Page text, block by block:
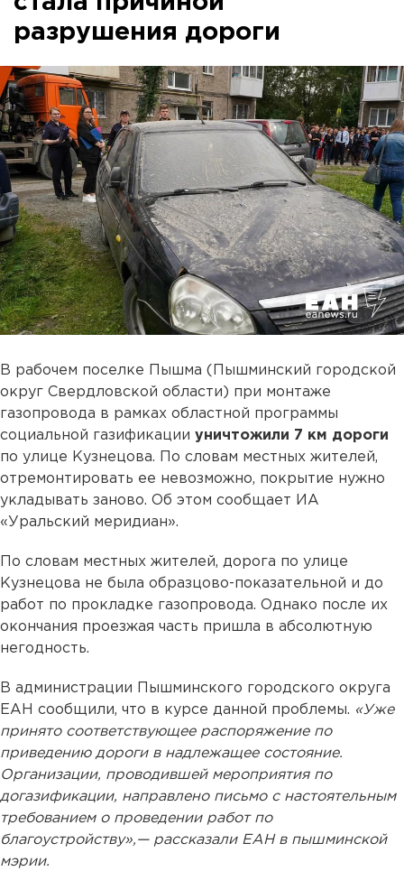
разрушения дороги
В рабочем поселке Пышма (Пышминский городской
округ Свердловской области) при монтаже
газопровода в рамках областной программы
социальной газификации уничтожили 7 км дороги
по улице Кузнецова. По словам местных жителей,
отремонтировать ее невозможно, покрытие нужно
укладывать заново. Об этом сообщает ИА
«Уральский меридиан».
По словам местных жителей, дорога по улице
Кузнецова не была образцово-показательной и до
работ по прокладке газопровода. Однако после их
окончания проезжая часть пришла в абсолютную
негодность.
В администрации Пышминского городского округа
ЕАН сообщили, что в курсе данной проблемы. «Уже
принято соответствующее распоряжение по
приведению дороги в надлежащее состояние.
Организации, проводившей мероприятия по
догазификации, направлено письмо с настоятельным
требованием о проведении работ по
благоустройству»,— рассказали ЕАН в пышминской
мэрии.